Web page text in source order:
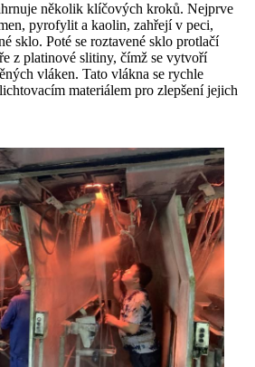
několik klíčových kroků. Nejprve
pyrofylit a kaolin, zahřejí v peci,
sklo. Poté se roztavené sklo protlačí
z platinové slitiny, čímž se vytvoří
vláken. Tato vlákna se rychle
materiálem pro zlepšení jejich